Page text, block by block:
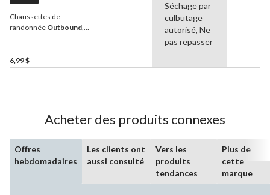
Chaussettes de
randonnée Outbound,
6,99 $
Séchage par
culbutage
autorisé, Ne
pas repasser
Acheter des produits connexes
Offres
hebdomadaires
Les clients ont
aussi consulté
Vers les
produits
tendances
Plus de
cette
marque